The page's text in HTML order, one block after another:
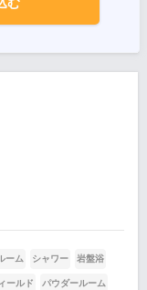
む
ーム シャワー 岩盤浴
ールド パウダールーム